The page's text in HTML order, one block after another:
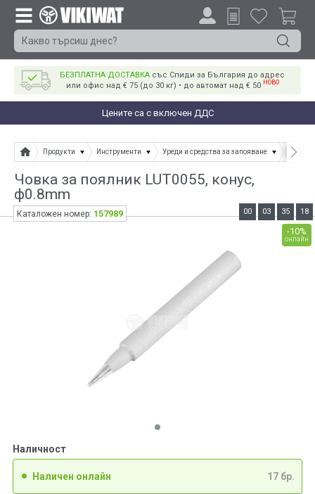
БЕЗПЛАТНА ДОСТАВКА със Спиди за България до адрес
или офис над € 75 (до 30 кг) • до автомат над € 50 НОВО
Цените са с включен ДДС
Продукти Инструменти Уреди и средства за запояване Човки
Човка за поялник LUT0055, конус,
ф0.8mm
Наличност
Наличен онлайн 17 бр.
-10%
онлайн
00 03 35 18
Каталожен номер: 157989